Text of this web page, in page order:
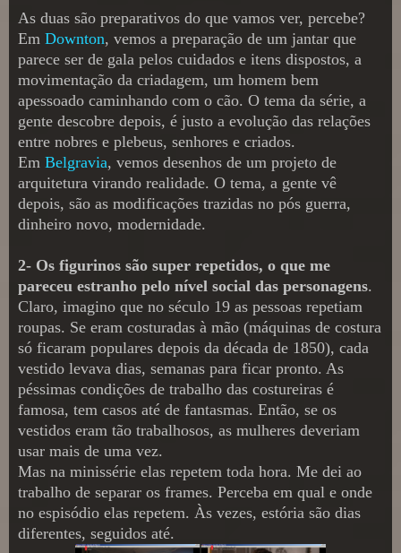
As duas são preparativos do que vamos ver, percebe?
Em Downton, vemos a preparação de um jantar que
parece ser de gala pelos cuidados e itens dispostos, a
movimentação da criadagem, um homem bem
apessoado caminhando com o cão. O tema da série, a
gente descobre depois, é justo a evolução das relações
entre nobres e plebeus, senhores e criados.
Em Belgravia, vemos desenhos de um projeto de
arquitetura virando realidade. O tema, a gente vê
depois, são as modificações trazidas no pós guerra,
dinheiro novo, modernidade.
2- Os figurinos são super repetidos, o que me
pareceu estranho pelo nível social das personagens.
Claro, imagino que no século 19 as pessoas repetiam
roupas. Se eram costuradas à mão (máquinas de costura
só ficaram populares depois da década de 1850), cada
vestido levava dias, semanas para ficar pronto. As
péssimas condições de trabalho das costureiras é
famosa, tem casos até de fantasmas. Então, se os
vestidos eram tão trabalhosos, as mulheres deveriam
usar mais de uma vez.
Mas na minissérie elas repetem toda hora. Me dei ao
trabalho de separar os frames. Perceba em qual e onde
no espisódio elas repetem. Às vezes, estória são dias
diferentes, seguidos até.